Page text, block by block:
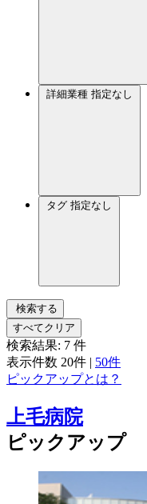
詳細業種 指定なし
タグ 指定なし
検索する
すべてクリア
検索結果: 7 件
表示件数 20件 | 50件
ピックアップとは？
上毛病院
ピックアップ